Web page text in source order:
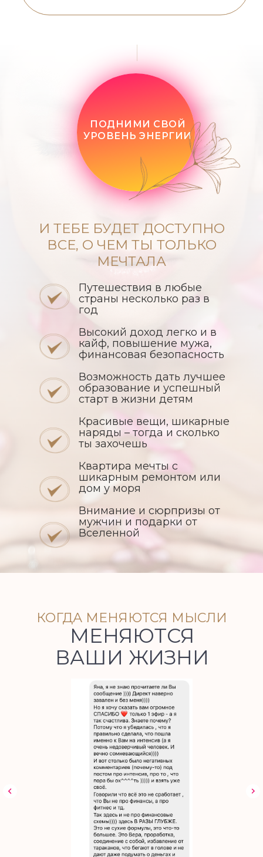
ПОДНИМИ СВОЙ
УРОВЕНЬ ЭНЕРГИИ
И ТЕБЕ БУДЕТ ДОСТУПНО
ВСЕ, О ЧЕМ ТЫ ТОЛЬКО
МЕЧТАЛА
Путешествия в любые
страны несколько раз в
год
Высокий доход легко и в
кайф, повышение мужа,
финансовая безопасность
Возможность дать лучшее
образование и успешный
старт в жизни детям
Красивые вещи, шикарные
наряды – тогда и сколько
ты захочешь
Квартира мечты с
шикарным ремонтом или
дом у моря
Внимание и сюрпризы от
мужчин и подарки от
Вселенной
МЕНЯЮТСЯ
ВАШИ ЖИЗНИ
КОГДА МЕНЯЮТСЯ МЫСЛИ